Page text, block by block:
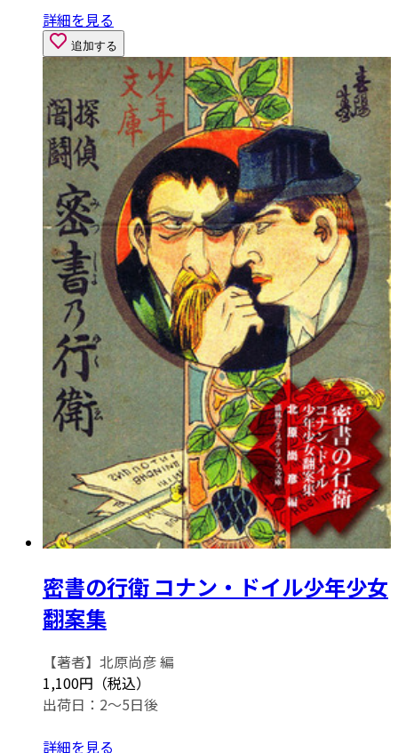
詳細を見る
追加する
密書の行衛 コナン・ドイル少年少女
翻案集
【著者】北原尚彦 編
1,100円（税込）
出荷日：2～5日後
詳細を見る